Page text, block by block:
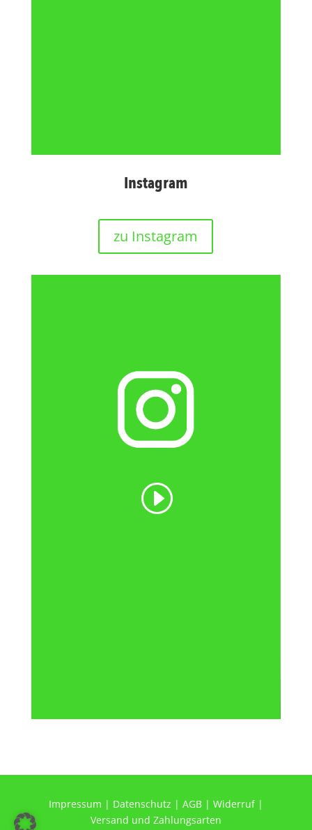
Instagram
zu Instagram
Impressum | Datenschutz | AGB| Widerruf|
Versand und Zahlungsarten